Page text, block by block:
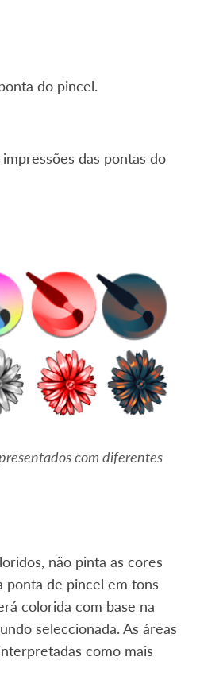
do pincel.
das pontas do
com diferentes
não pinta as cores
ponta de pincel em tons
colorida com base na
seleccionada. As áreas
como mais